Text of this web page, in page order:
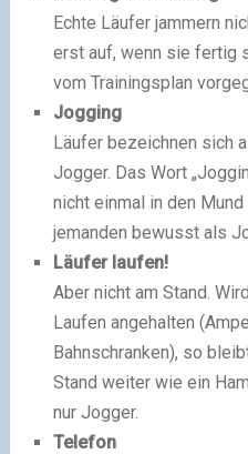
Echte Läufer jammern
erst auf, wenn sie fertig
vom Trainingsplan
Jogging
Läufer bezeichnen sich
Jogger. Das Wort
nicht einmal in den
jemanden bewusst als
Läufer laufen!
Aber nicht am Stand.
Laufen angehalten
Bahnschranken), so
Stand weiter wie ein
nur Jogger.
Telefon